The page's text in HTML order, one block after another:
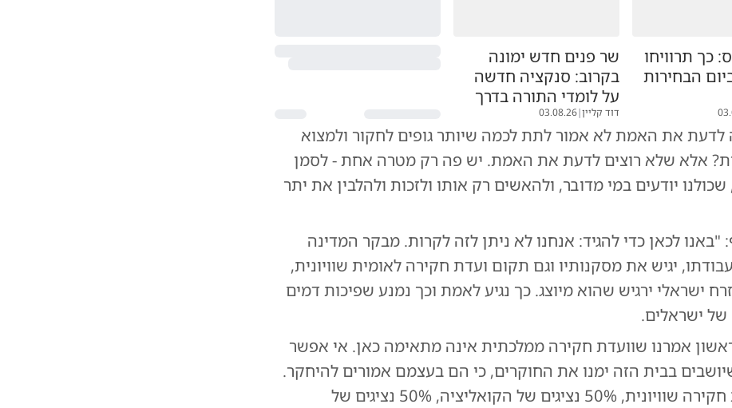
כך תרוויחו
שר פנים חדש ימונה
בקרוב: סנקציה חדשה
על לומדי התורה בדרך
דוד קליין|
03.08.26
לדעת את האמת לא אמור לתת לכמה שיותר גופים לחקור ולמצוא
אלא שלא רוצים לדעת את האמת. יש פה רק מטרה אחת - לסמן
יודעים במי מדובר, ולהאשים רק אותו ולזכות ולהלבין את יתר
"באנו לכאן כדי להגיד: אנחנו לא ניתן לזה לקרות. מבקר המדינה
יגיש את מסקנותיו וגם תקום ועדת חקירה לאומית שוויונית,
ישראלי ירגיש שהוא מיוצג. כך נגיע לאמת וכך נמנע שפיכות דמים
של ישראלים.
אמרנו שוועדת חקירה ממלכתית אינה מתאימה כאן. אי אפשר
בבית הזה ימנו את החוקרים, כי הם בעצמם אמורים להיחקר.
ולכן, ועדת חקירה שוויונית, 50% נציגים של הקואליציה, 50% נציגים של